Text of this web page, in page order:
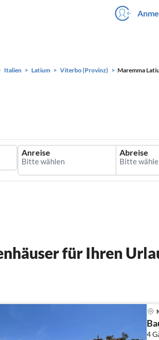
Italien Latium Viterbo (Provinz) Maremma
Anreise Abreise
für Ihren
4